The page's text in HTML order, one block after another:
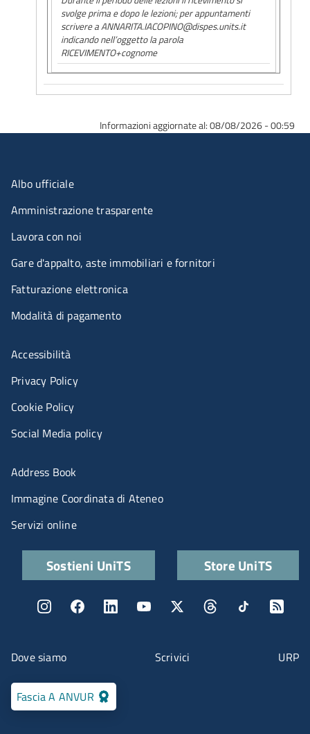
svolge prima e dopo le lezioni; per appuntamenti
scrivere a ANNARITA.IACOPINO@dispes.units.it
indicando nell’oggetto la parola
RICEVIMENTO+cognome
Informazioni aggiornate al: 08/08/2026 - 00:59
Fascia A ANVUR
Menu contatti
Dove siamo Scrivici URP
Menu organizzazione
Albo ufficiale
Amministrazione trasparente
Lavora con noi
Gare d'appalto, aste immobiliari e fornitori
Fatturazione elettronica
Modalità di pagamento
Menù riferimenti
Accessibilità
Privacy Policy
Cookie Policy
Social Media policy
Menu portale
Address Book
Immagine Coordinata di Ateneo
Servizi online
Quick links
Sostieni UniTS Store UniTS
Menu social